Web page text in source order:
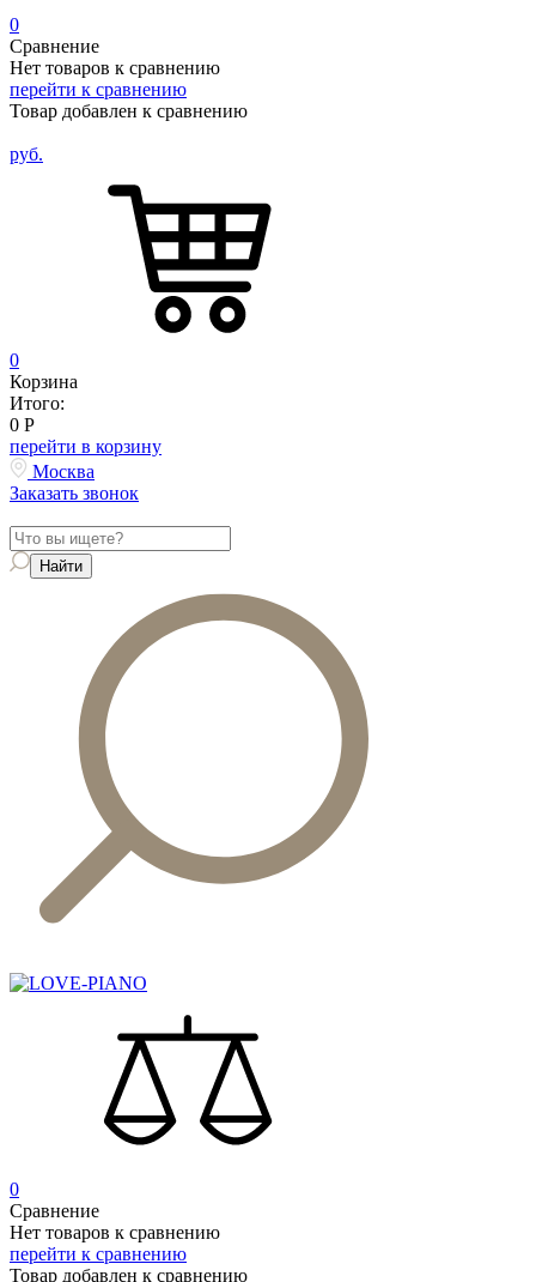
0
Сравнение
Нет товаров к сравнению
перейти к сравнению
Товар добавлен к сравнению
руб.
0
Корзина
Итого:
0 Р
перейти в корзину
Москва
Заказать звонок
0
Сравнение
Нет товаров к сравнению
перейти к сравнению
Товар добавлен к сравнению